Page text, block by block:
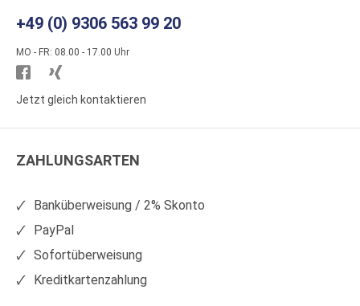
+49 (0) 9306 563 99 20
MO - FR: 08.00 - 17.00 Uhr
Besuchen
Sie
auf
Sie
auf
Jetzt gleich kontaktieren
ZAHLUNGSARTEN
Banküberweisung / 2% Skonto
PayPal
Sofortüberweisung
Kreditkartenzahlung